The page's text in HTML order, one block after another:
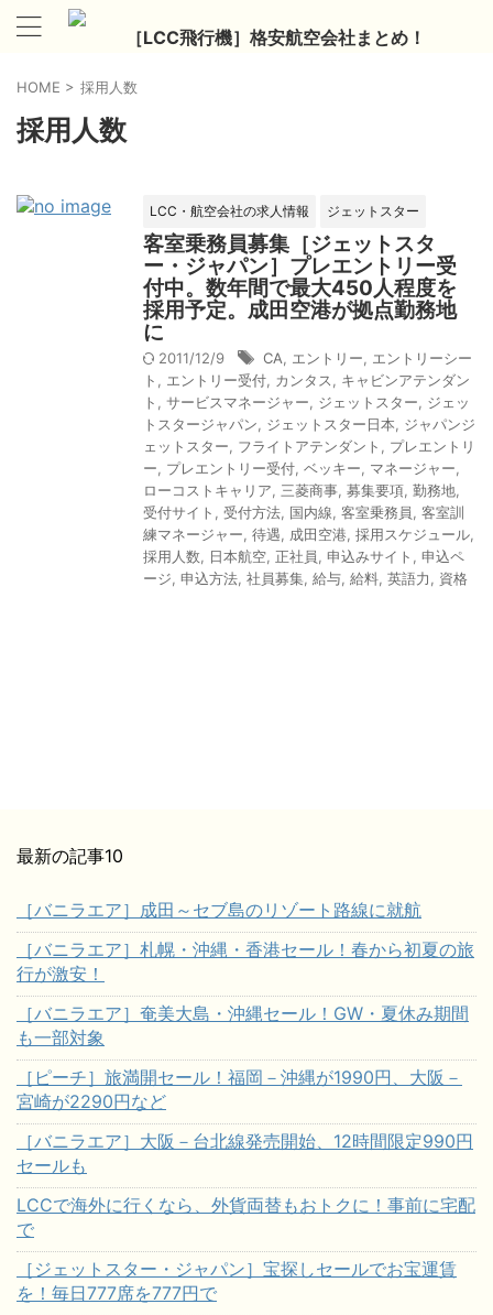
［LCC飛行機］格安航空会社まとめ！
HOME > 採用人数
採用人数
LCC・航空会社の求人情報 ジェットスター
客室乗務員募集［ジェットスタ
ー・ジャパン］プレエントリー受
付中。数年間で最大450人程度を
採用予定。成田空港が拠点勤務地
に
2011/12/9 CA エントリー
エントリーシー
ト
エントリー受付 カンタス
キャビンアテンダン
ト
サービスマネージャー ジェットスター
ジェッ
トスタージャパン
ジェットスター日本
ジャパンジ
ェットスター
フライトアテンダント
プレエントリ
ー
プレエントリー受付 ベッキー マネージャー
ローコストキャリア
三菱商事 募集要項 勤務地
受付サイト
受付方法 国内線 客室乗務員
客室訓
練マネージャー 待遇 成田空港 採用スケジュール
採用人数
日本航空 正社員 申込みサイト
申込ペ
ージ 申込方法 社員募集 給与 給料 英語力 資格
最新の記事10
［バニラエア］成田～セブ島のリゾート路線に就航
［バニラエア］札幌・沖縄・香港セール！春から初夏の旅
行が激安！
［バニラエア］奄美大島・沖縄セール！GW・夏休み期間
も一部対象
［ピーチ］旅満開セール！福岡－沖縄が1990円、大阪－
宮崎が2290円など
［バニラエア］大阪－台北線発売開始、12時間限定990円
セールも
LCCで海外に行くなら、外貨両替もおトクに！事前に宅配
で
［ジェットスター・ジャパン］宝探しセールでお宝運賃
を！毎日777席を777円で